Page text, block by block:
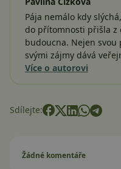
Pája nemálo kdy
do přítomnosti přišla z
budoucna. Nejen svou
svými zájmy dává
Více o autorovi
Sdílejte:
Žádné komentáře